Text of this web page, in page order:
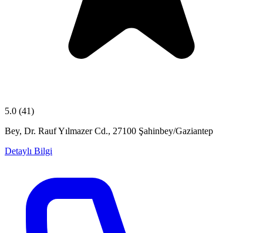
5.0 (41)
Bey, Dr. Rauf Yılmazer Cd., 27100 Şahinbey/Gaziantep
Detaylı Bilgi